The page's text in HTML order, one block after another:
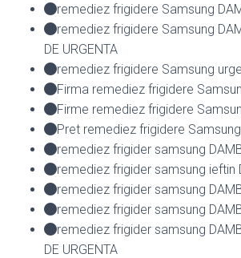
remediez frigidere Samsung
remediez frigidere Samsung
DE URGENTA
remediez frigidere Samsung
Firma remediez frigidere
Firme remediez frigidere
Pret remediez frigidere
remediez frigider samsung
remediez frigider samsung ieftin
remediez frigider samsung
remediez frigider samsung
remediez frigider samsung
DE URGENTA